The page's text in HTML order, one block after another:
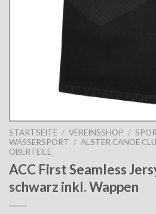
STARTSEITE / VEREINSSHOP /
WASSERSPORT / ALSTER CANOE
OBERTEILE
ACC First Seamless
schwarz inkl. Wappen